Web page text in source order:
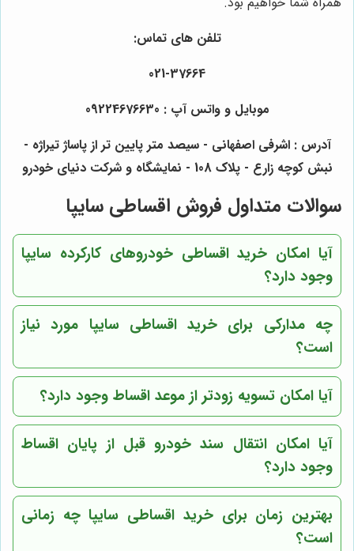
تلفن های تماس:
021-37664
موبایل و واتس آپ : 09224676630
آدرس : اشرفی اصفهانی - سیصد متر پایین تر از پاساژ تیراژه -
نبش کوچه زارع - پلاک 108 - نمایشگاه و شرکت دنیای خودرو
سوالات متداول فروش اقساطی سایپا
آیا امکان خرید اقساطی خودروهای کارکرده سایپا
وجود دارد؟
چه مدارکی برای خرید اقساطی سایپا مورد نیاز
است؟
آیا امکان تسویه زودتر از موعد اقساط وجود دارد؟
آیا امکان انتقال سند خودرو قبل از پایان اقساط
وجود دارد؟
بهترین زمان برای خرید اقساطی سایپا چه زمانی
است؟